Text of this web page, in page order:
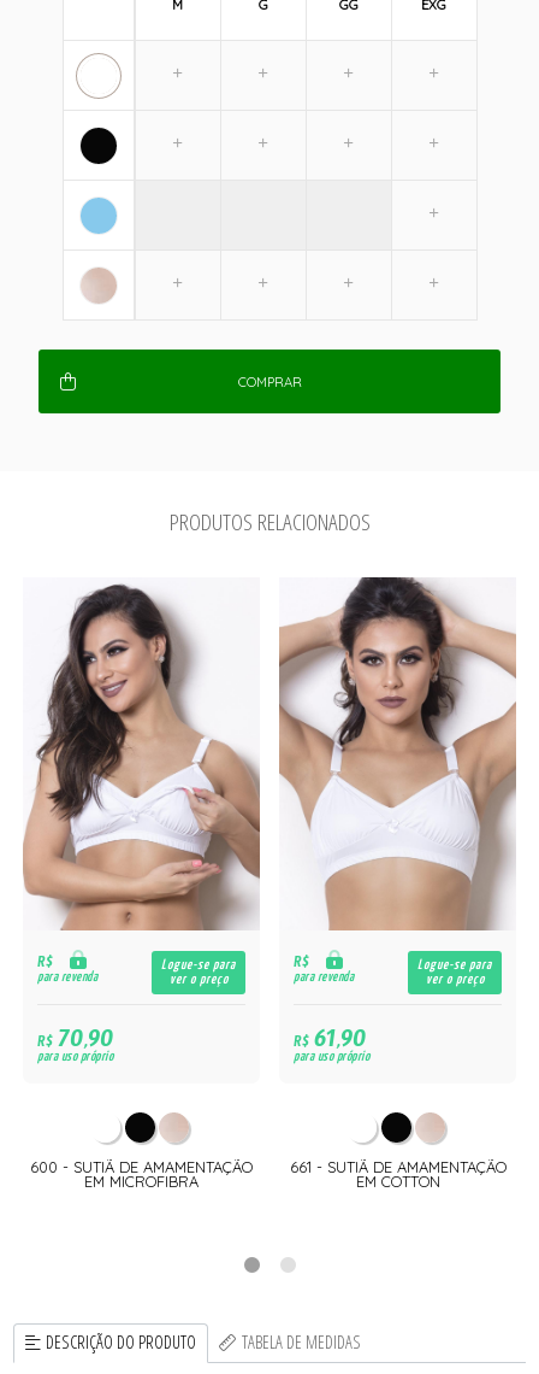
M G GG EXG
COMPRAR
PRODUTOS RELACIONADOS
R$
para revenda
Logue-se para
ver o preço
R$70,90
para uso próprio
600 - SUTIÃ DE AMAMENTAÇÃO
EM MICROFIBRA
R$
para revenda
Logue-se para
ver o preço
R$61,90
para uso próprio
661 - SUTIÃ DE AMAMENTAÇÃO
EM COTTON
DESCRIÇÃO DO PRODUTO TABELA DE MEDIDAS